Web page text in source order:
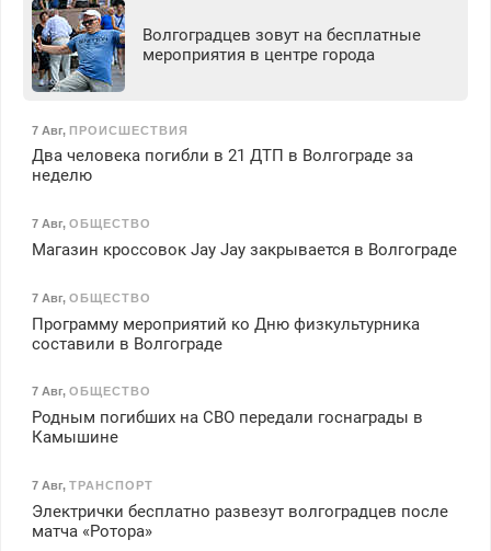
Волгоградцев зовут на бесплатные
мероприятия в центре города
7 Авг, ПРОИСШЕСТВИЯ
Два человека погибли в 21 ДТП в Волгограде за
неделю
7 Авг, ОБЩЕСТВО
Магазин кроссовок Jay Jay закрывается в Волгограде
7 Авг, ОБЩЕСТВО
Программу мероприятий ко Дню физкультурника
составили в Волгограде
7 Авг, ОБЩЕСТВО
Родным погибших на СВО передали госнаграды в
Камышине
7 Авг, ТРАНСПОРТ
Электрички бесплатно развезут волгоградцев после
матча «Ротора»